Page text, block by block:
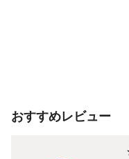
おすすめレビュー